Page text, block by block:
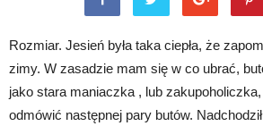
Rozmiar. Jesień była taka ciepła, że
zimy. W zasadzie mam się w co ubrać,
jako stara maniaczka , lub zakupoholiczka,
odmówić następnej pary butów.